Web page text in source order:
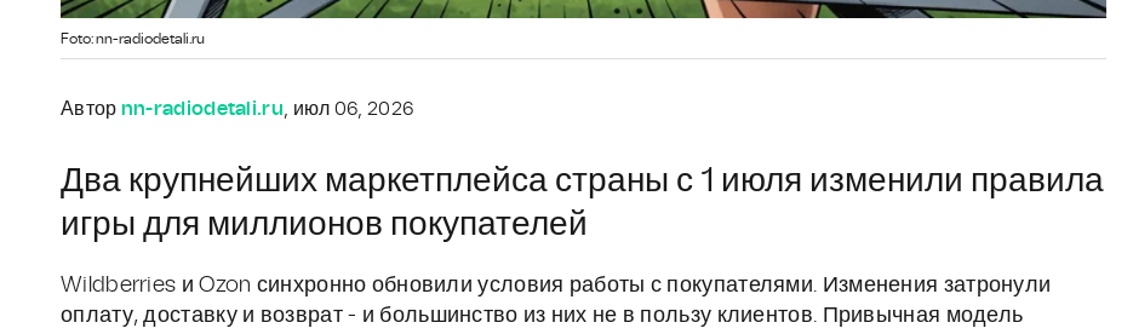
Foto: nn-radiodetali.ru
Автор nn-radiodetali.ru, июл 06, 2026
Два крупнейших маркетплейса страны с 1 июля изменили правила
игры для миллионов покупателей
Wildberries и Ozon синхронно обновили условия работы с покупателями. Изменения затронули
оплату, доставку и возврат - и большинство из них не в пользу клиентов. Привычная модель